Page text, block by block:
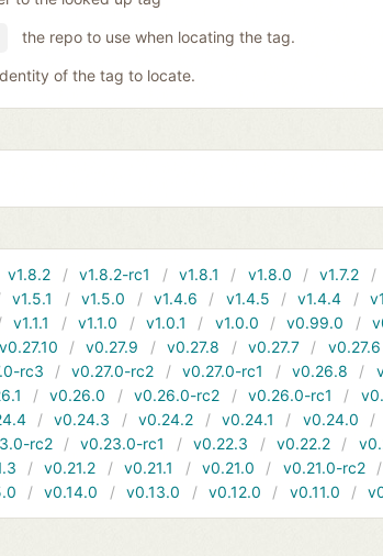
the repo to use when locating the tag.
of the tag to locate.
v1.8.2 v1.8.2-rc1 v1.8.1 v1.8.0 v1.7.2
v1.5.1 v1.5.0 v1.4.6 v1.4.5 v1.4.4
v1.1.1 v1.1.0 v1.0.1 v1.0.0 v0.99.0
v0.27.10 v0.27.9 v0.27.8 v0.27.7 v0.27.6
rc3 v0.27.0-rc2 v0.27.0-rc1 v0.26.8
v0.26.0 v0.26.0-rc2 v0.26.0-rc1
v0.24.3 v0.24.2 v0.24.1 v0.24.0
rc2 v0.23.0-rc1 v0.22.3 v0.22.2
v0.21.2 v0.21.1 v0.21.0 v0.21.0-rc2
v0.14.0 v0.13.0 v0.12.0 v0.11.0